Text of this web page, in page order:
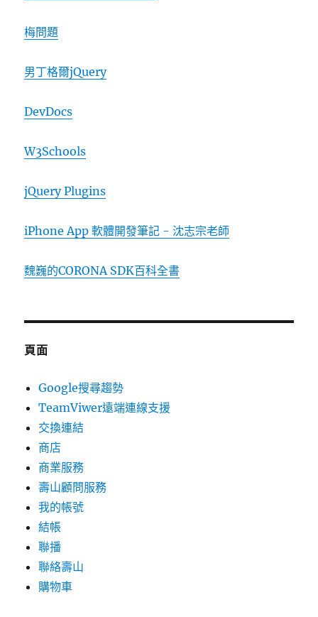
梅問題
男丁格爾jQuery
DevDocs
W3Schools
jQuery Plugins
iPhone App 軟體開發筆記 - 沈志宗老師
魏巍的CORONA SDK百科全書
頁面
Google搜尋趨勢
TeamViwer遠端連線支援
交換連結
商店
商業服務
壽山顧問服務
我的帳號
結帳
聯播
聯絡壽山
購物車